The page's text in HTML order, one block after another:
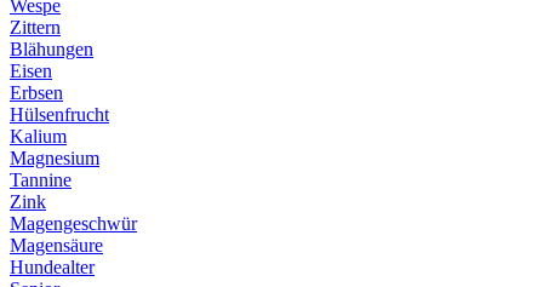
Wespe
Zittern
Blähungen
Eisen
Erbsen
Hülsenfrucht
Kalium
Magnesium
Tannine
Zink
Magengeschwür
Magensäure
Hundealter